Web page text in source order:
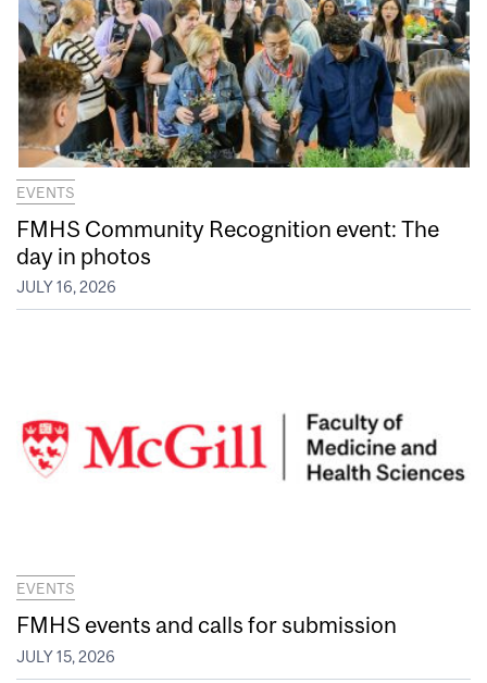
EVENTS
FMHS Community Recognition event: The
day in photos
JULY 16, 2026
EVENTS
FMHS events and calls for submission
JULY 15, 2026